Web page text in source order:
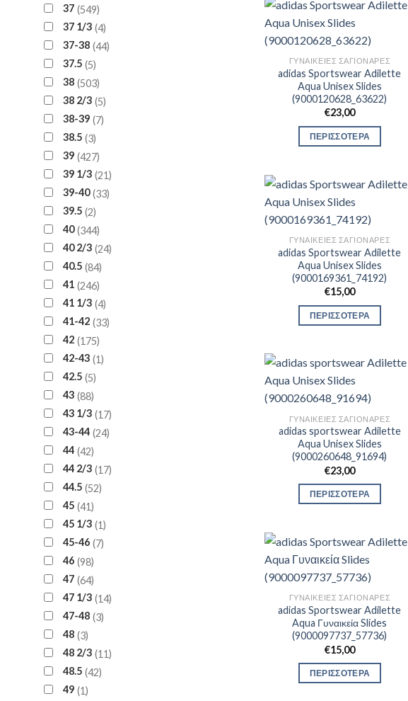
37 549
37 1/3 4
37-38 44
37.5 5
38 503
38 2/3 5
38-39 7
38.5 3
39 427
39 1/3 21
39-40 33
39.5 2
40 344
40 2/3 24
40.5 84
41 246
41 1/3 4
41-42 33
42 175
42-43 1
42.5 5
43 88
43 1/3 17
43-44 24
44 42
44 2/3 17
44.5 52
45 41
45 1/3 1
45-46 7
46 98
47 64
47 1/3 14
47-48 3
48 3
48 2/3 11
48.5 42
49 1
ΓΥΝΑΙΚΕΊΕΣ ΣΑΓΙΟΝΆΡΕΣ
adidas Sportswear Adilette
Aqua Unisex Slides
(9000120628_63622)
€23,00
ΠΕΡΙΣΣΟΤΕΡΑ
ΓΥΝΑΙΚΕΊΕΣ ΣΑΓΙΟΝΆΡΕΣ
adidas Sportswear Adilette
Aqua Unisex Slides
(9000169361_74192)
€15,00
ΠΕΡΙΣΣΟΤΕΡΑ
ΓΥΝΑΙΚΕΊΕΣ ΣΑΓΙΟΝΆΡΕΣ
adidas sportswear Adilette
Aqua Unisex Slides
(9000260648_91694)
€23,00
ΠΕΡΙΣΣΟΤΕΡΑ
ΓΥΝΑΙΚΕΊΕΣ ΣΑΓΙΟΝΆΡΕΣ
adidas Sportswear Adilette
Aqua Γυναικεία Slides
(9000097737_57736)
€15,00
ΠΕΡΙΣΣΟΤΕΡΑ